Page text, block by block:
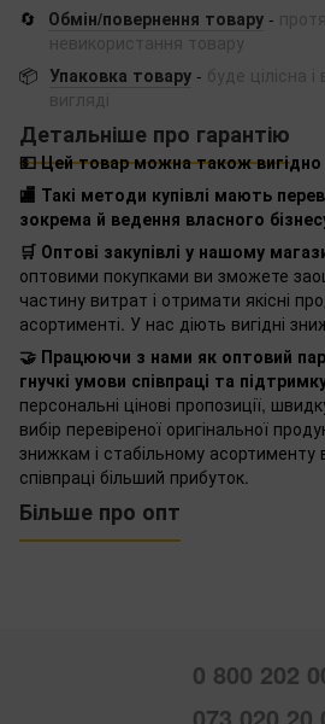
🔄
Обмін/повернення товару -
невикористання товару
📦 Упаковка товару - буде цілісна
вигляді
Детальніше про гарантію
💵 Цей товар можна також
🏬 Такі методи купівлі мають
зокрема й ведення власного
🛒 Оптові закупівлі у нашому
оптовими покупками ви зможете
частину витрат і отримати якісні
асортименті. У нас діють вигідні
🤝 Працюючи з нами як оптовий
гнучкі умови співпраці та
персональні цінові пропозиції,
вибір перевіреної оригінальної
знижкам і стабільному асортименту
співпраці більший прибуток.
Більше про опт
0 800 202
073 020 20